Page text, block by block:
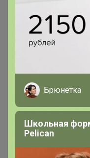
Брюнетка
Школьная
Pelican